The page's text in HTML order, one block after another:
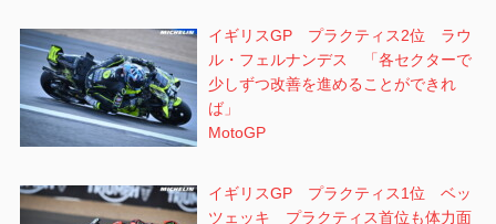
イギリスGP プラクティス2位 ラウ
ル・フェルナンデス 「各セクターで
少しずつ改善を進めることができれ
ば」
MotoGP
イギリスGP プラクティス1位 ベッ
ツェッキ プラクティス首位も体力面